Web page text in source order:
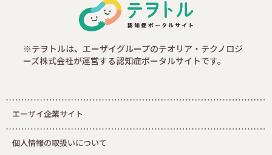
※テヲトルは、エーザイグループのテオリア・テクノロジ
ーズ株式会社が運営する認知症ポータルサイトです。
エーザイ企業サイト
個人情報の取扱いについて